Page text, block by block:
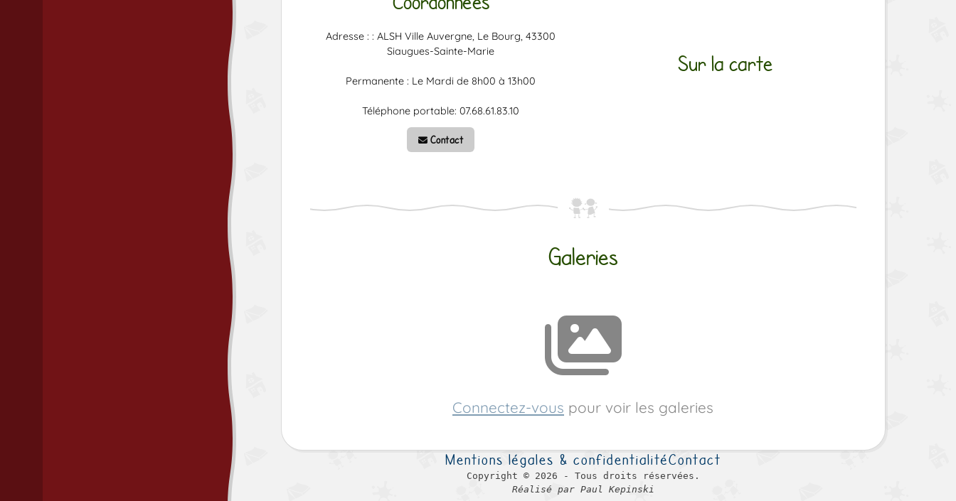
Galeries
Connectez-vous pour voir les galeries
Adresse : : ALSH Ville Auvergne, Le Bourg, 43300
Siaugues-Sainte-Marie
Permanente : Le Mardi de 8h00 à 13h00
Téléphone portable: 07.68.61.83.10
Contact
Sur la carte
Mentions légales & confidentialitéContact
Copyright © 2026 - Tous droits réservées.
Réalisé par Paul Kepinski